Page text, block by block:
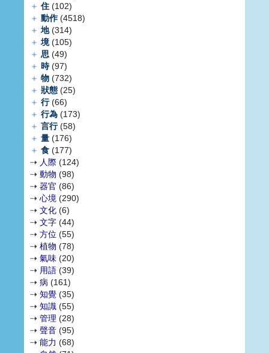
＋ 住 (102)
＋ 動作(4518)
＋ 地(314)
＋ 境(105)
＋ 思 (49)
＋ 時(97)
＋ 物 (732)
＋ 狀態 (25)
＋ 行(66)
＋ 行為 (173)
＋ 言行(58)
＋ 量 (176)
＋ 食 (177)
⇢ 人際 (124)
⇢ 動物 (98)
⇢ 器官 (86)
⇢ 心境 (290)
⇢ 文化 (6)
⇢ 文字 (44)
⇢ 方位 (55)
⇢ 植物 (78)
⇢ 氣味 (20)
⇢ 用語 (39)
⇢ 病 (161)
⇢ 知覺 (35)
⇢ 知識 (55)
⇢ 管理 (28)
⇢ 聲音 (95)
⇢ 能力 (68)